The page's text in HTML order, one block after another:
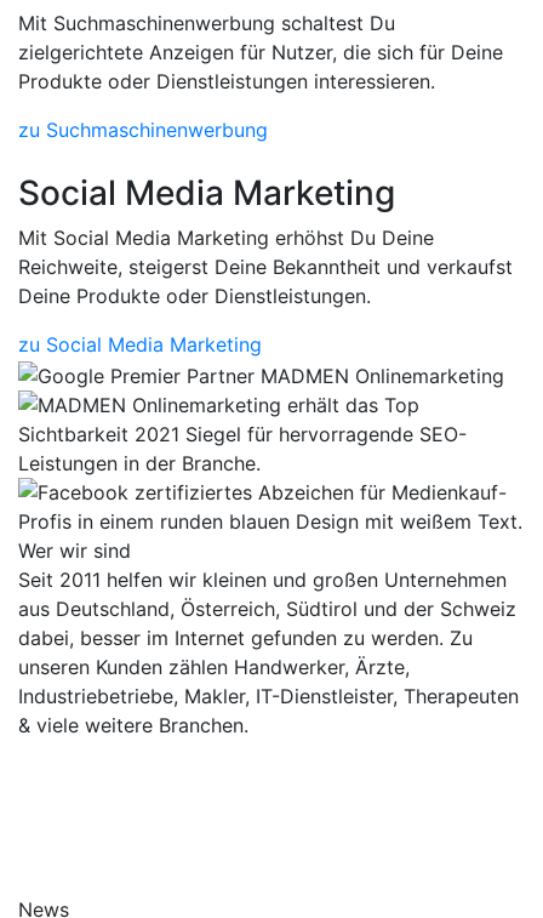
Mit Suchmaschinenwerbung schaltest Du
zielgerichtete Anzeigen für Nutzer, die sich für Deine
Produkte oder Dienstleistungen interessieren.
zu Suchmaschinenwerbung
Social Media Marketing
Mit Social Media Marketing erhöhst Du Deine
Reichweite, steigerst Deine Bekanntheit und verkaufst
Deine Produkte oder Dienstleistungen.
zu Social Media Marketing
Wer wir sind
Seit 2011 helfen wir kleinen und großen Unternehmen
aus Deutschland, Österreich, Südtirol und der Schweiz
dabei, besser im Internet gefunden zu werden. Zu
unseren Kunden zählen Handwerker, Ärzte,
Industriebetriebe, Makler, IT-Dienstleister, Therapeuten
& viele weitere Branchen.
News